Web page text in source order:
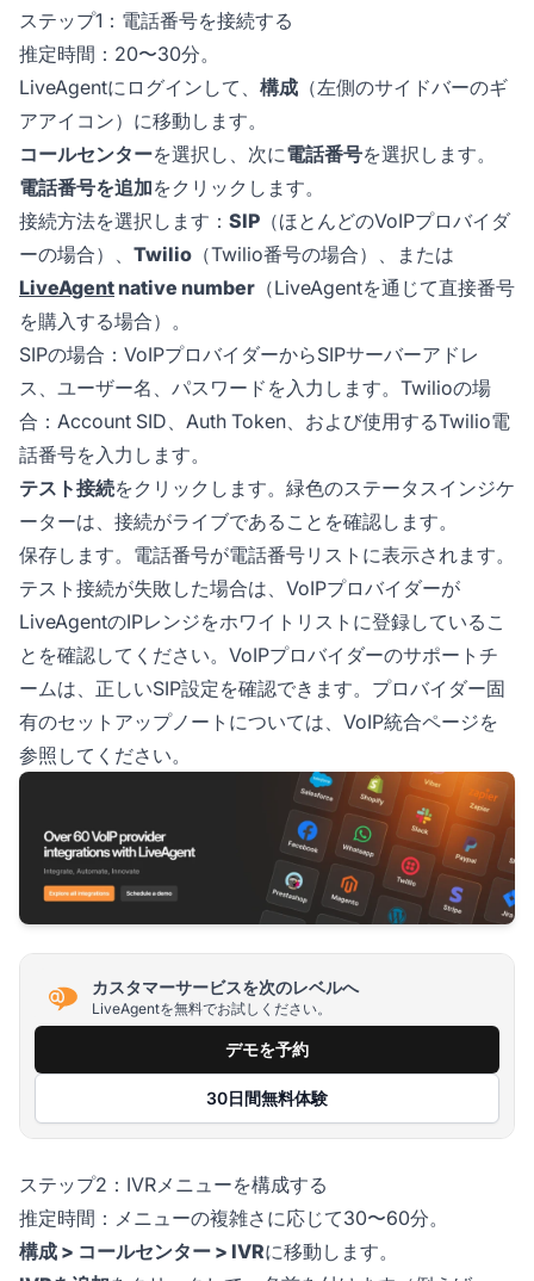
ステップ1：電話番号を接続する
推定時間：20〜30分。
LiveAgentにログインして、 構成 （左側のサイドバーのギ
アアイコン）に移動します。
コールセンターを選択し、次に電話番号を選択します。
電話番号を追加をクリックします。
接続方法を選択します： SIP （ほとんどのVoIPプロバイダ
ーの場合）、 Twilio （Twilio番号の場合）、または
LiveAgent native number （LiveAgentを通じて直接番号
を購入する場合）。
SIPの場合：VoIPプロバイダーからSIPサーバーアドレ
ス、ユーザー名、パスワードを入力します。Twilioの場
合：Account SID、Auth Token、および使用するTwilio電
話番号を入力します。
テスト接続をクリックします。緑色のステータスインジケ
ーターは、接続がライブであることを確認します。
保存します。電話番号が電話番号リストに表示されます。
テスト接続が失敗した場合は、VoIPプロバイダーが
LiveAgentのIPレンジをホワイトリストに登録しているこ
とを確認してください。VoIPプロバイダーのサポートチ
ームは、正しいSIP設定を確認できます。プロバイダー固
有のセットアップノートについては、VoIP統合ページを
参照してください。
カスタマーサービスを次のレベルへ
LiveAgentを無料でお試しください。
デモを予約
30日間無料体験
ステップ2：IVRメニューを構成する
推定時間：メニューの複雑さに応じて30〜60分。
構成 > コールセンター > IVRに移動します。